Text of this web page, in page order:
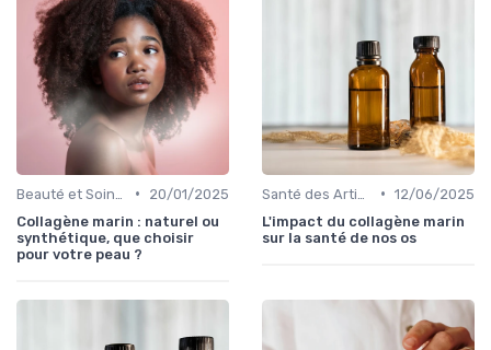
•
20/01/2025
Collagène marin : naturel ou
synthétique, que choisir
pour votre peau ?
• 12/06/2025
L'impact du collagène marin
sur la santé de nos os